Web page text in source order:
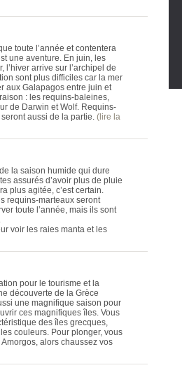
toute l’année et contentera
une aventure. En juin, les
l’hiver arrive sur l’archipel de
sont plus difficiles car la mer
aux Galapagos entre juin et
: les requins-baleines,
de Darwin et Wolf. Requins-
aussi de la partie. (lire la
la saison humide qui dure
assurés d’avoir plus de pluie
plus agitée, c’est certain.
requins-marteaux seront
toute l’année, mais ils sont
voir les raies manta et les
pour le tourisme et la
découverte de la Grèce
une magnifique saison pour
ces magnifiques îles. Vous
des îles grecques,
couleurs. Pour plonger, vous
alors chaussez vos